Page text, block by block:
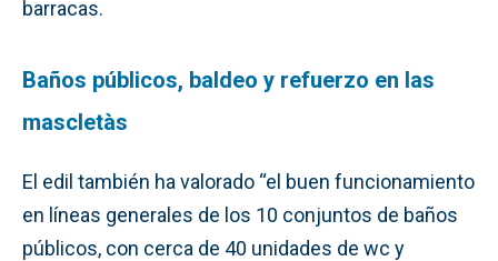
barracas.
Baños públicos, baldeo y refuerzo en las
mascletàs
El edil también ha valorado “el buen funcionamiento
en líneas generales de los 10 conjuntos de baños
públicos, con cerca de 40 unidades de wc y